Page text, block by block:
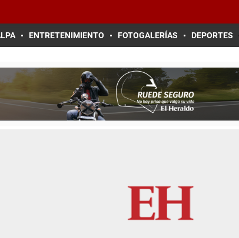
ENTRETENIMIENTO FOTOGALERÍAS DEPORTES